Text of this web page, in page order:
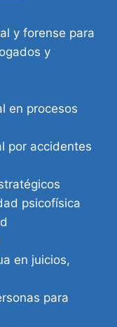
y forense para
y
en procesos
por accidentes
psicofísica
en juicios,
para